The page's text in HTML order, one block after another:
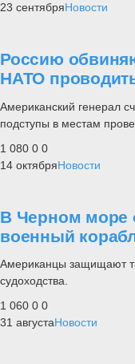
23 сентябряНовости
Россию
НАТО
Американский генерал
подступы в местам
1 080 0 0
14 октябряНовости
В Черном море
военный
Американцы защищают
судоходства.
1 060 0 0
31 августаНовости